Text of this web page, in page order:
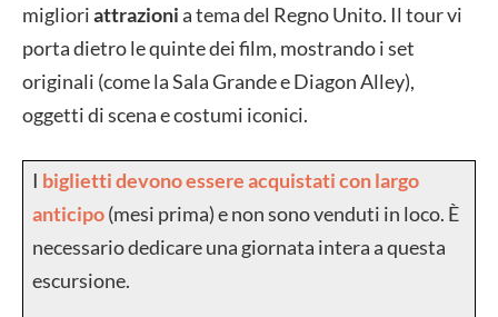
miglioriattrazionia tema del Regno Unito. Il tour vi
porta dietro le quinte dei film, mostrando i set
originali (come la Sala Grande e Diagon Alley),
oggetti di scena e costumi iconici.
I biglietti devono essere acquistati con largo
anticipo(mesi prima) e non sono venduti in loco. È
necessario dedicare una giornata intera a questa
escursione.